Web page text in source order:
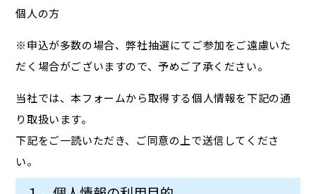
個人の方
※申込が多数の場合、弊社抽選にてご参加をご遠慮いた
だく場合がございますので、予めご了承ください。
当社では、本フォームから取得する個人情報を下記の通
り取扱います。
下記をご一読いただき、ご同意の上で送信してくださ
い。